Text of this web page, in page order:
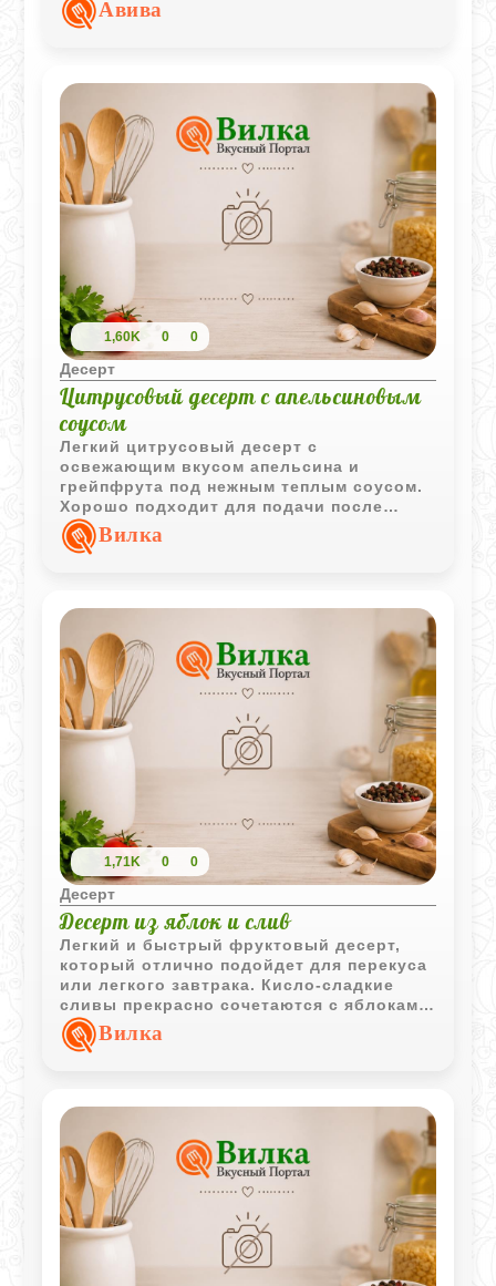
Авива
1,60K 0 0
Десерт
Цитрусовый десерт с апельсиновым
соусом
Легкий цитрусовый десерт с
освежающим вкусом апельсина и
грейпфрута под нежным теплым соусом.
Хорошо подходит для подачи после
плотного ужина.
Вилка
1,71K 0 0
Десерт
Десерт из яблок и слив
Легкий и быстрый фруктовый десерт,
который отлично подойдет для перекуса
или легкого завтрака. Кисло-сладкие
сливы прекрасно сочетаются с яблоками,
а мед и сметана делают вкус нежным и
гармоничным. Рецепт невероятно
считанные минуты.
Вилка